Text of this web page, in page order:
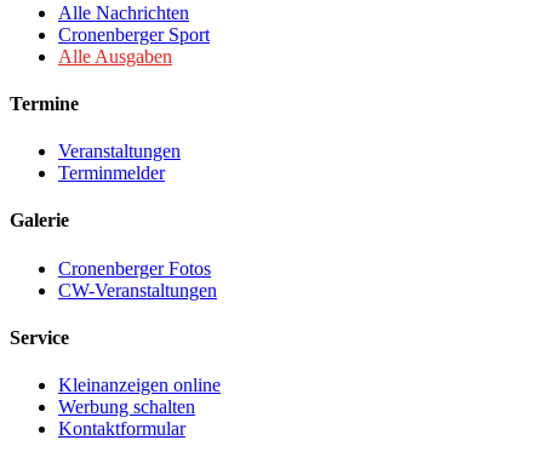
Alle Nachrichten
Cronenberger Sport
Alle Ausgaben
Termine
Veranstaltungen
Terminmelder
Galerie
Cronenberger Fotos
CW-Veranstaltungen
Service
Kleinanzeigen online
Werbung schalten
Kontaktformular